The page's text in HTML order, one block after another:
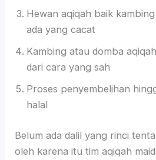
Hewan aqiqah baik
ada yang cacat
Kambing atau domba
dari cara yang sah
Proses penyembelihan
halal
Belum ada dalil yang rinci
oleh karena itu tim aqiqah